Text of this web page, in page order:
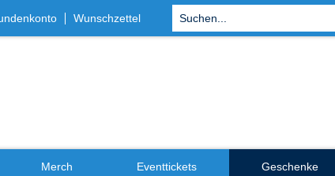
Wunschzettel
Merch Eventtickets Geschenke